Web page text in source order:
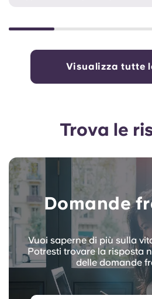
Visualizza tutte
Trova le
Domande
Vuoi saperne di più sulla
Potresti trovare la risposta
delle domande